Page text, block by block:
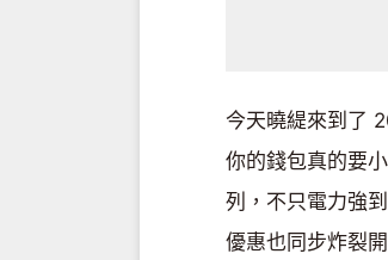
今天曉緹來到了
你的錢包真的要
列，不只電力強
優惠也同步炸裂